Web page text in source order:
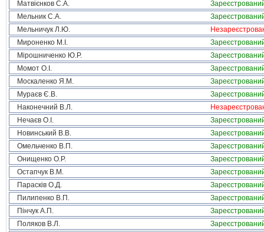
Матвієнков С.А.
Мельник С.А.
Мельничук Л.Ю.
Мироненко М.І.
Мірошниченко Ю.Р.
Момот О.І.
Москаленко Я.М.
Мураєв Є.В.
Наконечний В.Л.
Нечаєв О.І.
Новинський В.В.
Омельченко В.П.
Онищенко О.Р.
Остапчук В.М.
Парасків О.Д.
Пилипенко В.П.
Пінчук А.П.
Поляков В.Л.